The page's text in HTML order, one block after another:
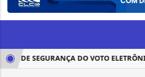
SEGURANÇA DO VOTO ELETRÔNICO